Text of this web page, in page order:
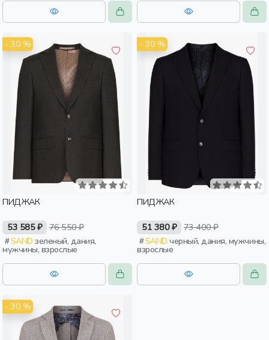
- 30 %
ПИДЖАК
53 585 ₽ 76 550 ₽
SAND зеленый, дания,
мужчины, взрослые
- 30 %
ПИДЖАК
51 380 ₽ 73 400 ₽
SAND черный, дания, мужчины,
взрослые
- 30 %